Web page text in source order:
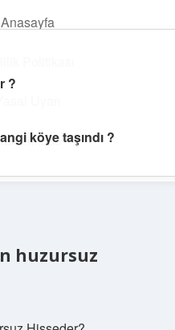
Anasayfa
kısa hikayeler!
huzursuz
?
köye taşındı ?